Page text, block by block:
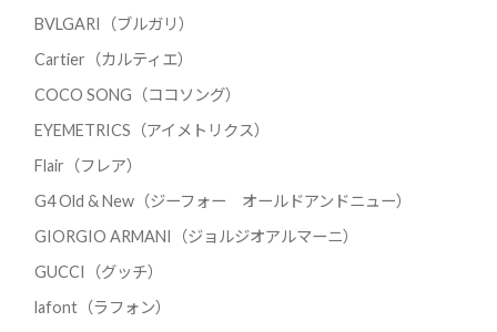
BVLGARI（ブルガリ）
Cartier（カルティエ）
COCO SONG（ココソング）
EYEMETRICS（アイメトリクス）
Flair（フレア）
G4 Old & New（ジーフォー オールドアンドニュー）
GIORGIO ARMANI（ジョルジオアルマーニ）
GUCCI（グッチ）
lafont（ラフォン）